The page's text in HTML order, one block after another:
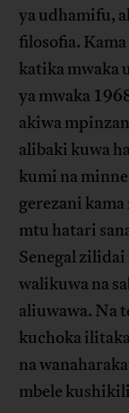
ya udhamifu,
filosofia.
katika mwaka
ya mwaka
akiwa
alibaki kuwa
kumi na
gerezani
mtu hatari
Senegal
walikuwa na
aliuwawa. Na
kuchoka
na
mbele